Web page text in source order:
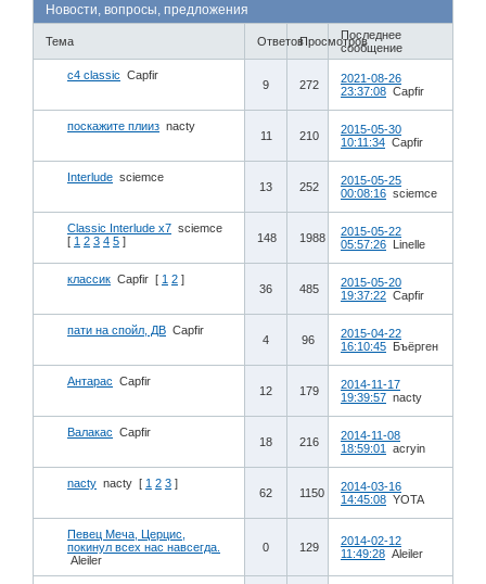
Новости, вопросы, предложения
Тема ОтветовПросмотровПоследнее
сообщение
c4 classic Capfir
9 272
2021-08-26
23:37:08 Capfir
поскажите плииз nacty
11 210
2015-05-30
10:11:34 Capfir
Interlude sciemce
13 252
2015-05-25
00:08:16 sciemce
Classic Interlude x7 sciemce
[ 1 2 3 4 5 ] 148 1988
2015-05-22
05:57:26 Linelle
классик Capfir [ 1 2 ]
36 485
2015-05-20
19:37:22 Capfir
пати на спойл, ДВ Capfir
4 96
2015-04-22
16:10:45 Бъёрген
Антарас Capfir
12 179
2014-11-17
19:39:57 nacty
Валакас Capfir
18 216
2014-11-08
18:59:01
acryin
nacty nacty [ 1 2 3 ]
62 1150
2014-03-16
14:45:08 YOTA
Певец Меча, Церцис,
покинул всех нас навсегда.
Aleiler
0 129
2014-02-12
11:49:28 Aleiler